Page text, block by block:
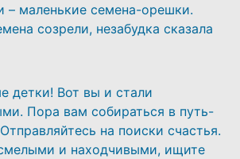
– маленькие семена-орешки.
созрели, незабудка сказала
детки! Вот вы и стали
Пора вам собираться в путь-
на поиски счастья.
и находчивыми, ищите